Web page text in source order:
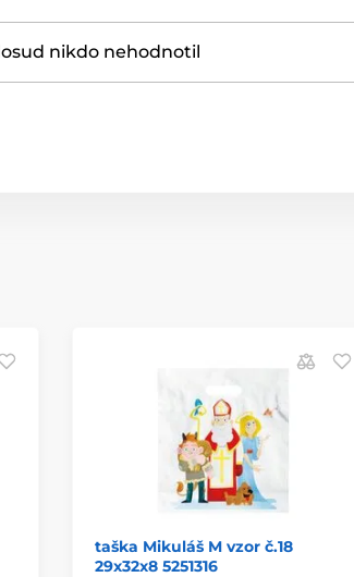
nikdo nehodnotil
taška Mikuláš M vzor č.18
29x32x8 5251316